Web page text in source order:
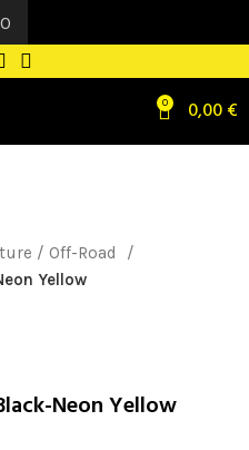
0 0,00€
/ Off-Road
Yellow
Neon Yellow